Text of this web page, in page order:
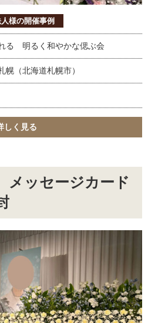
様の開催事例
る 明るく和やかな偲ぶ会
幌（北海道札幌市）
しく見る
ッセージカード